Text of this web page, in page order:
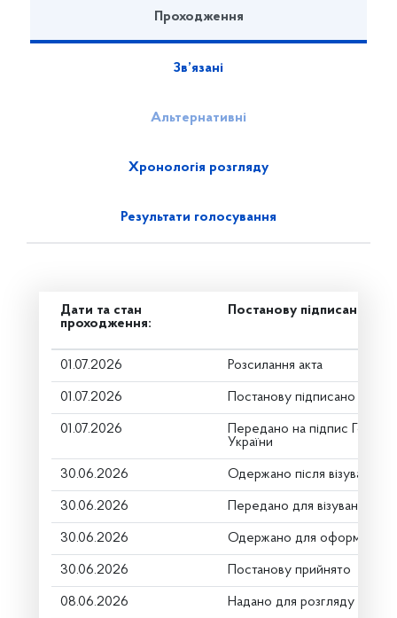
Проходження
Зв’язані
Альтернативні
Хронологія розгляду
Результати голосування
Дати та стан
проходження:
Постанову підписано
01.07.2026 Розсилання акта
01.07.2026 Постанову підписано
01.07.2026
Передано на підпис Голові
України
30.06.2026 Одержано після візування
30.06.2026 Передано для візування в
30.06.2026 Одержано для оформлення
30.06.2026 Постанову прийнято
08.06.2026 Надано для розгляду